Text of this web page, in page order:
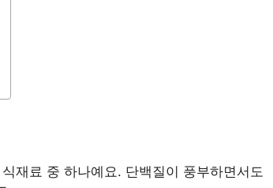
재료 중 하나예요. 단백질이 풍부하면서도